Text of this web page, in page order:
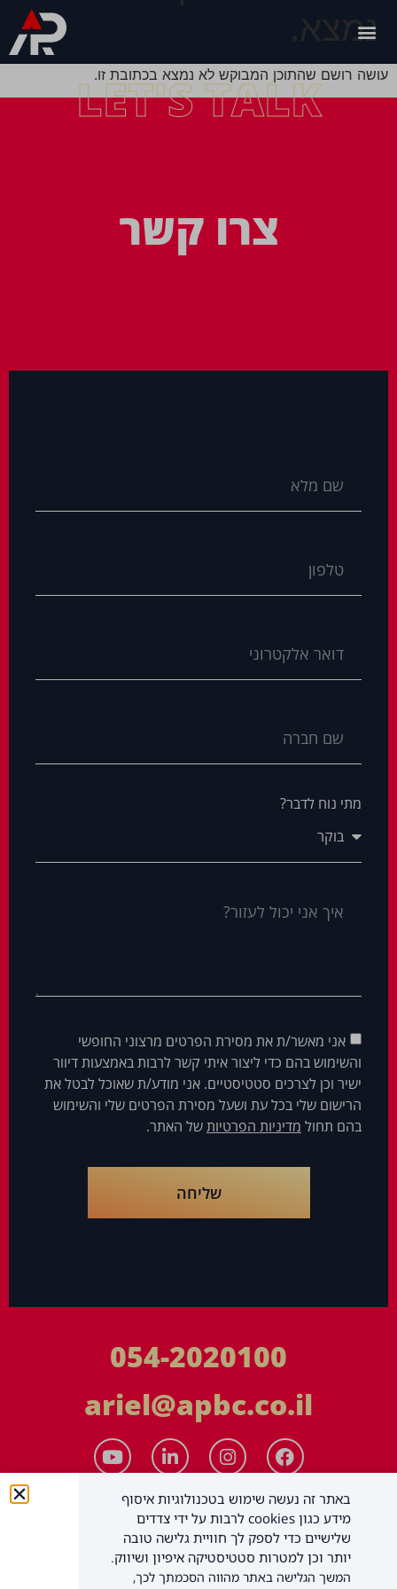
נמצא.
עושה רושם שהתוכן המבוקש לא נמצא בכתובת זו.
LET'S TALK
צרו קשר
מתי נוח לדבר?
אני מאשר/ת את מסירת הפרטים מרצוני החופשי
והשימוש בהם כדי ליצור איתי קשר לרבות באמצעות דיוור
ישיר וכן לצרכים סטטיסטיים. אני מודע/ת שאוכל לבטל את
הרישום שלי בכל עת ושעל מסירת הפרטים שלי והשימוש
בהם תחול מדיניות הפרטיותשל האתר.
שליחה
054-2020100
ariel@apbc.co.il
באתר זה נעשה שימוש בטכנולוגיות איסוף
מידע כגון cookies לרבות על ידי צדדים
שלישיים כדי לספק לך חוויית גלישה טובה
יותר וכן למטרות סטטיסטיקה איפיון ושיווק.
המשך הגלישה באתר מהווה הסכמתך לכך,